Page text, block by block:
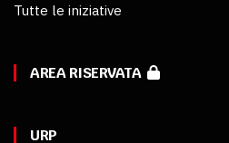
Tutte le iniziative
AREA RISERVATA
URP